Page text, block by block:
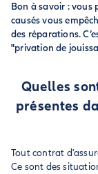
Bon à savoir : vous
causés vous
des réparations.
"privation de
Quelles
présentes
Tout contrat
Ce sont des